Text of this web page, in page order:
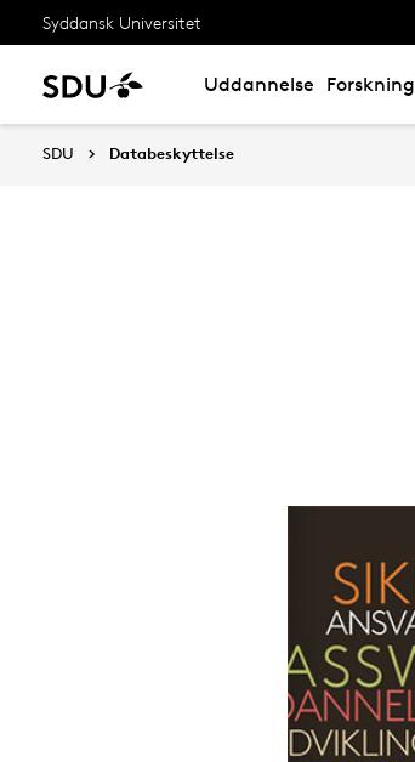
Syddansk Universitet
Uddannelse Forskning
SDU Databeskyttelse